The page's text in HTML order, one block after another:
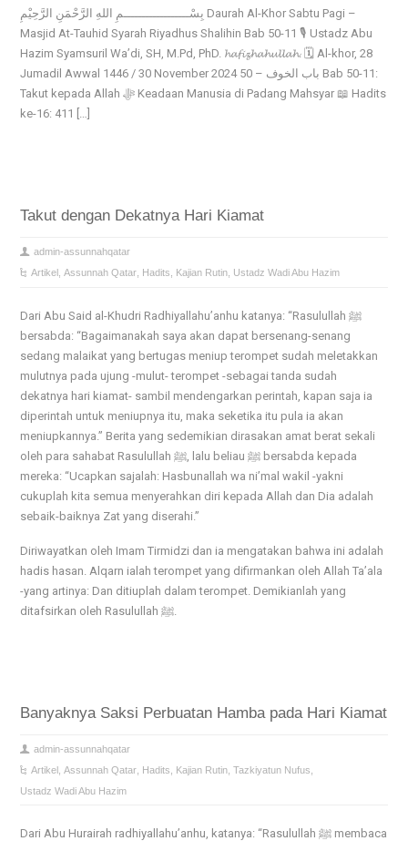
بِسْــــــــــــــــــمِ اللهِ الرَّحْمَنِ الرَّحِيْمِ Daurah Al-Khor Sabtu Pagi –
Masjid At-Tauhid Syarah Riyadhus Shalihin Bab 50-11 🎙️ Ustadz Abu
Hazim Syamsuril Wa’di, SH, M.Pd, PhD. 𝓱𝓪𝓯𝓲𝔃𝓱𝓪𝓱𝓾𝓵𝓵𝓪𝓱. 🗓️ Al-khor, 28
Jumadil Awwal 1446 / 30 November 2024 50 – باب الخوف Bab 50-11:
Takut kepada Allah ﷻ Keadaan Manusia di Padang Mahsyar 📖 Hadits
ke-16: 411 […]
Takut dengan Dekatnya Hari Kiamat
admin-assunnahqatar
Artikel ,Assunnah Qatar Hadits Kajian Rutin Ustadz Wadi Abu Hazim
Dari Abu Said al-Khudri Radhiyallahu’anhu katanya: “Rasulullah ﷺ
bersabda: “Bagaimanakah saya akan dapat bersenang-senang
sedang malaikat yang bertugas meniup terompet sudah meletakkan
mulutnya pada ujung -mulut- terompet -sebagai tanda sudah
dekatnya hari kiamat- sambil mendengarkan perintah, kapan saja ia
diperintah untuk meniupnya itu, maka seketika itu pula ia akan
meniupkannya.” Berita yang sedemikian dirasakan amat berat sekali
oleh para sahabat Rasulullah ﷺ, lalu beliau ﷺ bersabda kepada
mereka: “Ucapkan sajalah: Hasbunallah wa ni’mal wakil -yakni
cukuplah kita semua menyerahkan diri kepada Allah dan Dia adalah
sebaik-baiknya Zat yang diserahi.”
Diriwayatkan oleh Imam Tirmidzi dan ia mengatakan bahwa ini adalah
hadis hasan. Alqarn ialah terompet yang difirmankan oleh Allah Ta’ala
-yang artinya: Dan ditiuplah dalam terompet. Demikianlah yang
Banyaknya Saksi Perbuatan Hamba pada Hari Kiamat
admin-assunnahqatar
Artikel ,Assunnah Qatar Hadits Kajian Rutin ,Tazkiyatun Nufus
Ustadz Wadi Abu Hazim
Dari Abu Hurairah radhiyallahu’anhu, katanya: “Rasulullah ﷺ membaca